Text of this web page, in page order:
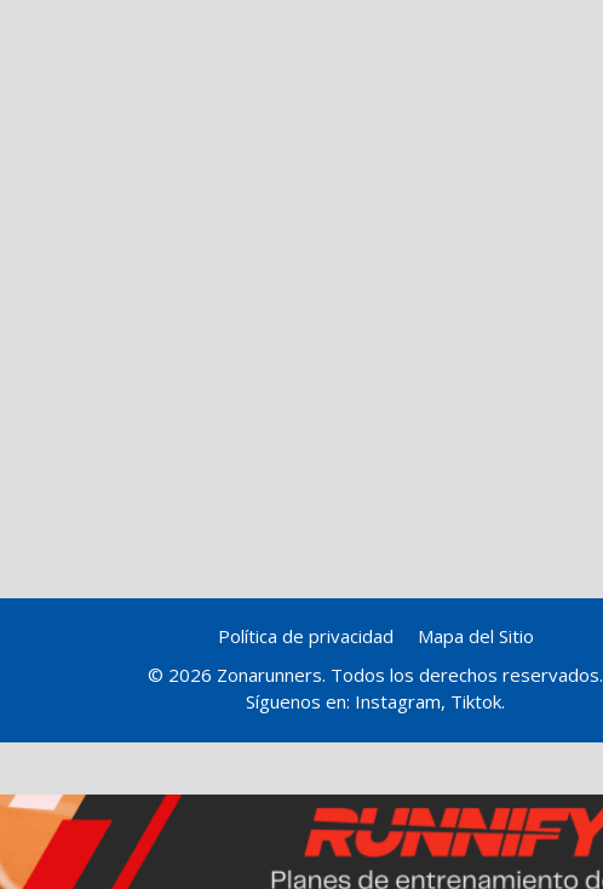
Política de privacidad
Mapa del Sitio
© 2026 Zonarunners. Todos los derechos reservados.
Síguenos en: Instagram, Tiktok.